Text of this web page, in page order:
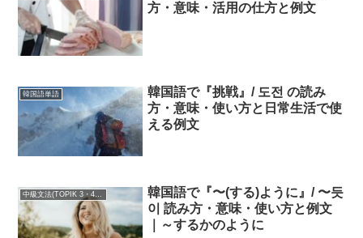
方・意味・活用の仕方と例文
韓国語単語
韓国語で『挑戦』/ 도전 の読み
方・意味・使い方と日常生活で使
える例文
韓国語で『〜(する)ように』/ 〜듯
이 読み方・意味・使い方と例文
｜～するかのように